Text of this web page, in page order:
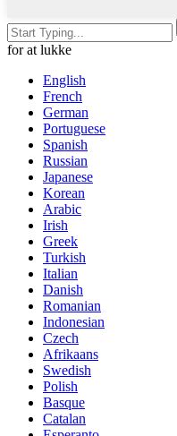
for at lukke
English
French
German
Portuguese
Spanish
Russian
Japanese
Korean
Arabic
Irish
Greek
Turkish
Italian
Danish
Romanian
Indonesian
Czech
Afrikaans
Swedish
Polish
Basque
Catalan